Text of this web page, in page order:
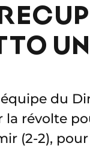
du
la révolte
(2-2),